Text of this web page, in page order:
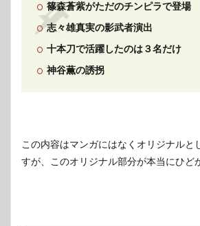
篠森蒼紫がただのチンピラで登場
志々雄真実の影武者演出
十本刀で活躍したのは３名だけ
神谷薫の誘拐
この内容はマンガにはなくオリジナルと
すが、このオリジナル部分が本当にひど